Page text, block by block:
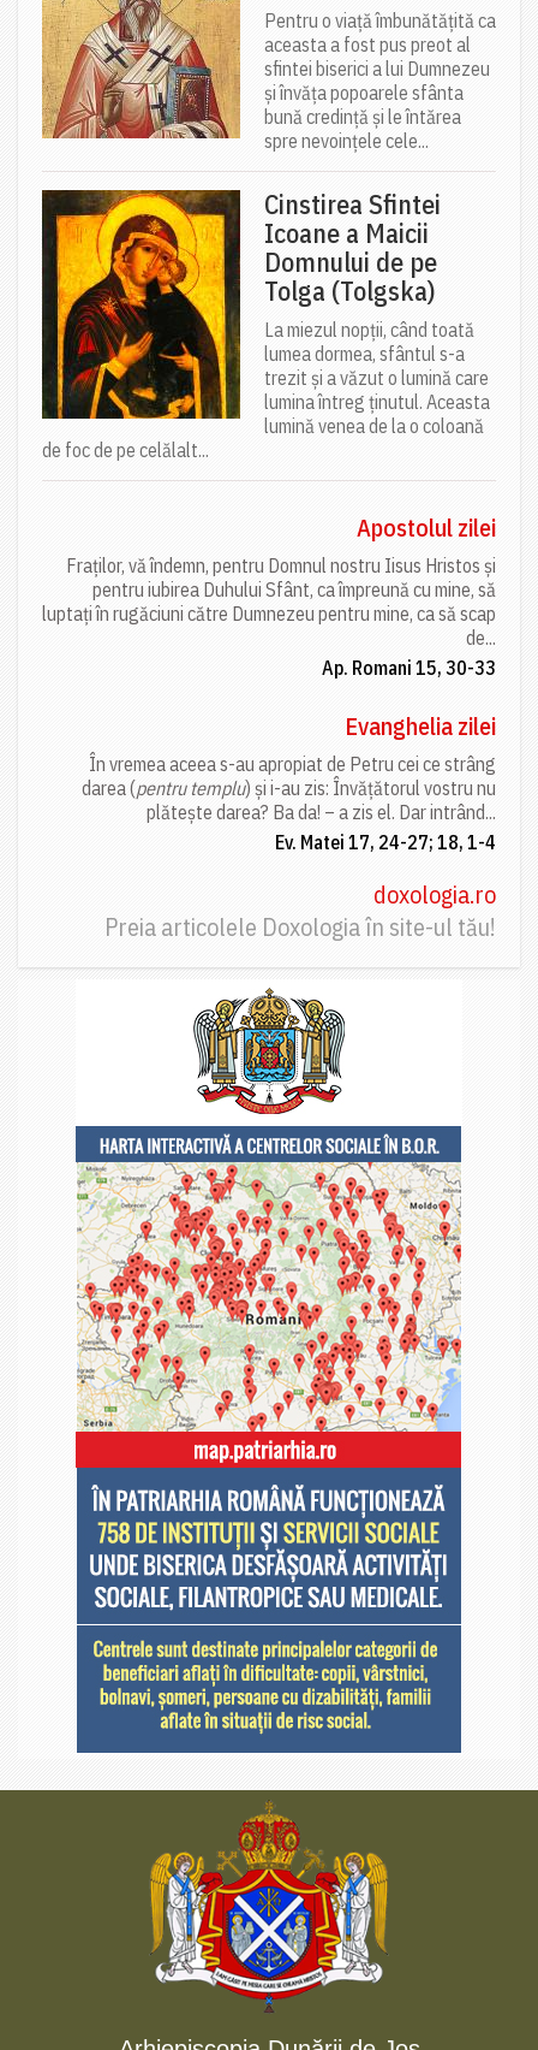
Pentru o viață îmbunătățită ca
aceasta a fost pus preot al
sfintei biserici a lui Dumnezeu
și învăța popoarele sfânta
bună credință și le întărea
spre nevoințele cele...
Cinstirea Sfintei
Icoane a Maicii
Domnului de pe
Tolga (Tolgska)
La miezul nopții, când toată
lumea dormea, sfântul s-a
trezit și a văzut o lumină care
lumina întreg ținutul. Aceasta
lumină venea de la o coloană
de foc de pe celălalt...
Apostolul zilei
Fraților, vă îndemn, pentru Domnul nostru Iisus Hristos și
pentru iubirea Duhului Sfânt, ca împreună cu mine, să
luptați în rugăciuni către Dumnezeu pentru mine, ca să scap
de...
Ap. Romani 15, 30-33
Evanghelia zilei
În vremea aceea s-au apropiat de Petru cei ce strâng
darea (pentru templu) și i-au zis: Învățătorul vostru nu
plătește darea? Ba da! – a zis el. Dar intrând...
Ev. Matei 17, 24-27; 18, 1-4
doxologia.ro
Preia articolele Doxologia în site-ul tău!